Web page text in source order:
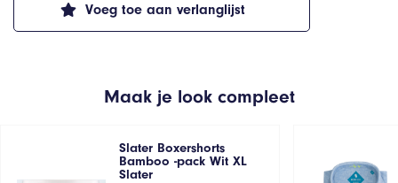
Voeg toe aan verlanglijst
Maak je look compleet
Slater Boxershorts
Bamboo -pack Wit XL
Slater